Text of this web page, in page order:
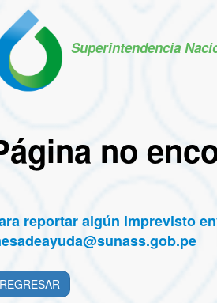
Superintendencia
no
reportar algún imprevisto
REGRESAR